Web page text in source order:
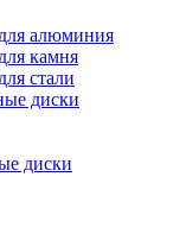
алюминия
камня
стали
диски
диски